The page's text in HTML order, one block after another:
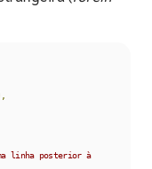
linha posterior à